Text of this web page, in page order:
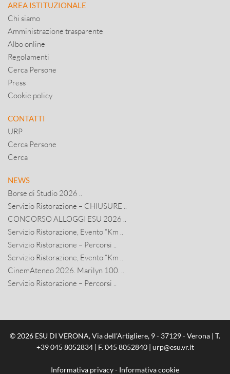
AREA ISTITUZIONALE
Chi siamo
Amministrazione trasparente
Albo online
Regolamenti
Cerca Persone
Press
Cookie policy
CONTATTI
URP
Cerca Persone
Cerca
NEWS
Borse di Studio 2026 ..
Servizio Ristorazione – CHIUSURE ..
CONCORSO ALLOGGI ESU 2026 ..
Servizio Ristorazione, Evento “Km ..
Servizio Ristorazione – Percorsi ..
Servizio Ristorazione, Evento “Km ..
CinemAteneo 2026. Marilyn 100. ..
Servizio Ristorazione – Percorsi ..
© 2026 ESU DI VERONA, Via dell’Artigliere, 9 - 37129 - Verona | T.
+39 045 8052834| F. 045 8052840 | urp@esu.vr.it
Informativa privacy- Informativa cookie